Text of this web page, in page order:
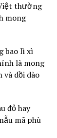
thường
mong
bao lì xì
là mong
dồi dào
đỏ hay
mã phù